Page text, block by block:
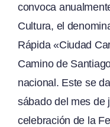
convoca
Cultura, el
Rápida «Ciudad
Camino de
nacional. Este se
sábado del mes de
celebración de la